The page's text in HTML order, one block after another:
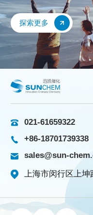
探索更多
021-61659322
+86-18701739338
sales@sun-
上海市闵行区上